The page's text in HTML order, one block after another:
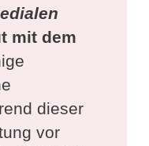
mit dem
dieser
vor